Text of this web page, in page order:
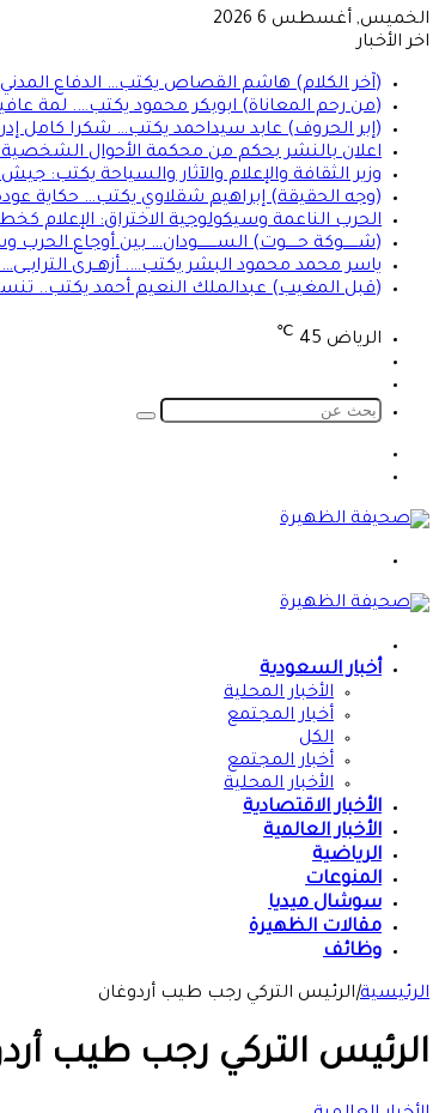
الخميس, أغسطس 6 2026
اخر الأخبار
(آخر الكلام) هاشم القصاص يكتب… الدفاع المدني…
(من رحم المعاناة) ابوبكر محمود يكتب…. لمة
(إبر الحروف) عابد سيداحمد يكتب… شكرا كامل
اعلان بالنشر بحكم من محكمة الأحوال الشخصية
وزير الثقافة والإعلام والآثار والسياحة
(وجه الحقيقة) إبراهيم شقلاوي يكتب… حكاية
الحرب الناعمة وسيكولوجية الاختراق: الإعلام
(شــــــوكة حـــــوت) الســــــــودان… بين أوجاع
ياسر محمد محمود البشر يكتب…. أزهــرى
(قبل المغيب) عبدالملك النعيم أحمد يكتب..
الرياض 45
℃
المظلم
بحث
أخبار السعودية
الأخبار المحلية
أخبار المجتمع
الكل
أخبار المجتمع
الأخبار المحلية
الأخبار الاقتصادية
الأخبار العالمية
الرياضية
المنوعات
سوشال ميديا
مقالات الظهيرة
وظائف
الرئيسية|الرئيس التركي رجب طيب أردوغان
الرئيس التركي رجب طيب